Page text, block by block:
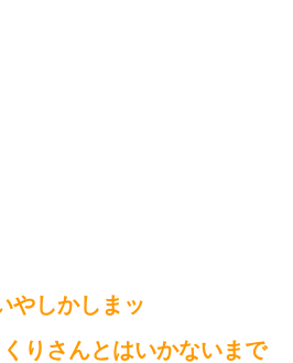
やしかしまッ
りさんとはいかないまで